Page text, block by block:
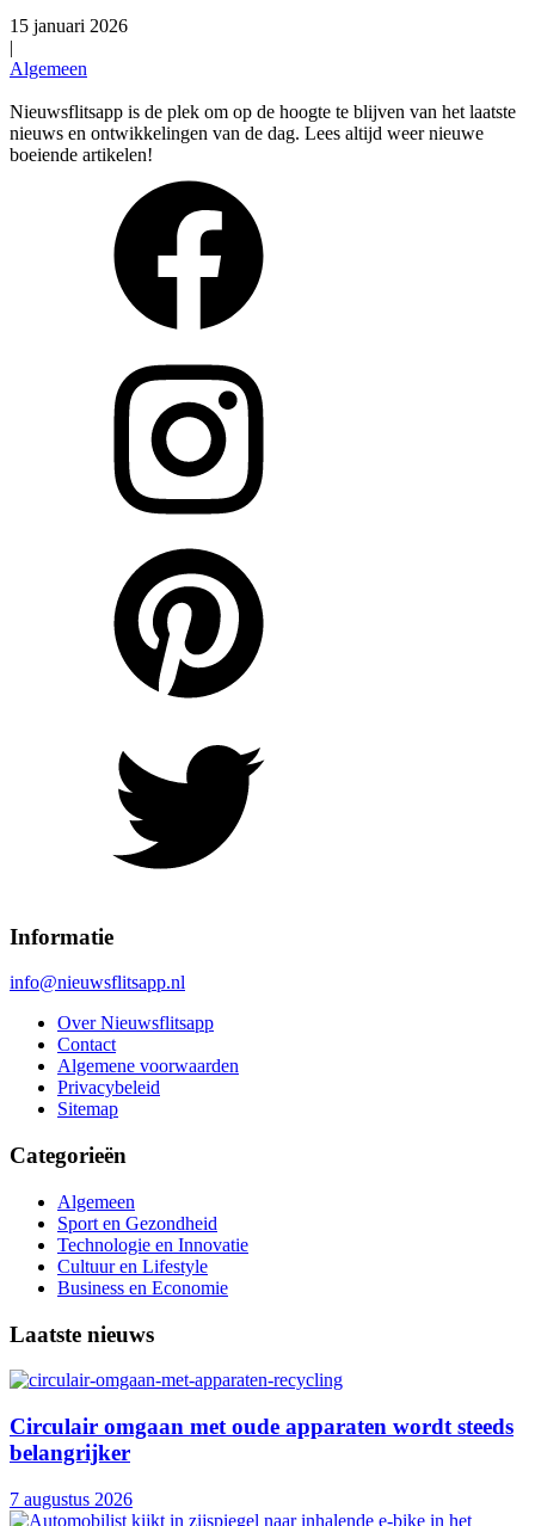
15 januari 2026
|
Algemeen
Nieuwsflitsapp is de plek om op de hoogte te blijven van het laatste
nieuws en ontwikkelingen van de dag. Lees altijd weer nieuwe
boeiende artikelen!
Informatie
info@nieuwsflitsapp.nl
Over Nieuwsflitsapp
Contact
Algemene voorwaarden
Privacybeleid
Sitemap
Categorieën
Algemeen
Sport en Gezondheid
Technologie en Innovatie
Cultuur en Lifestyle
Business en Economie
Laatste nieuws
Circulair omgaan met oude apparaten wordt steeds
belangrijker
7 augustus 2026